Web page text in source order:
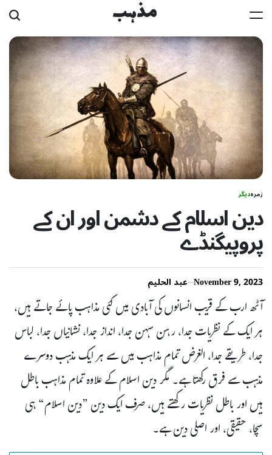
Skip
to
content
مذہب
زمرہدیگر
دین اسلام کے دشمن اور ان کے
پروپیگنڈے
November 9, 2023 عبد الحلیم
آٹھ ارب کے قریب انسانوں کی آبادی میں کئی مذاہب پائے جاتے ہیں،
ہر ایک کے نظریات جدا، رہن سہن جدا، انداز جدا، نشانیاں جدا، لباس
جدا، طریقے جدا، الغرض تمام مذاہب میں سے ہر ایک مذہب دوسرے
مذہب سے فرق رکھتا ہے۔ مگر دین اسلام کے علاوہ تمام مذاہب باطل
ہیں اور باطل نظریات رکھتے ہیں، صرف ایک دین ”دین اسلام“ ہی
سچا، حقیقی، اور اصلی دین ہے۔